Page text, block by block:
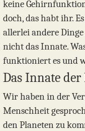
keine
doch, das habt ihr.
allerlei andere
nicht das Innate.
funktioniert es und
Das Innate der
Wir haben in der
Menschheit
den Planeten zu